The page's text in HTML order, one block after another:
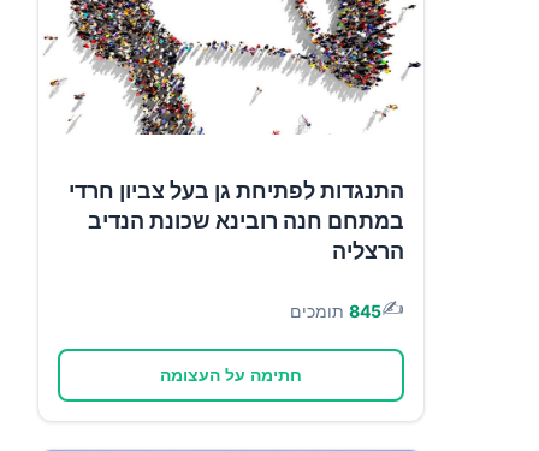
התנגדות לפתיחת גן בעל צביון חרדי
במתחם חנה רובינא שכונת הנדיב
הרצליה
✍️
845 תומכים
חתימה על העצומה